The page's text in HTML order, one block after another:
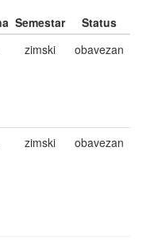
Semestar
Status
zimski obavezan
zimski obavezan